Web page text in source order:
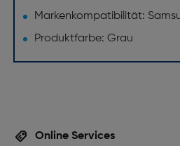
Markenkompatibilität:
Produktfarbe: Grau
Online Services